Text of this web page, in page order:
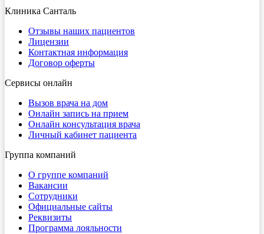
Клиника Санталь
Отзывы наших пациентов
Лицензии
Контактная информация
Договор оферты
Сервисы онлайн
Вызов врача на дом
Онлайн запись на прием
Онлайн консультация врача
Личный кабинет пациента
Группа компаний
О группе компаний
Вакансии
Сотрудники
Официальные сайты
Реквизиты
Программа лояльности